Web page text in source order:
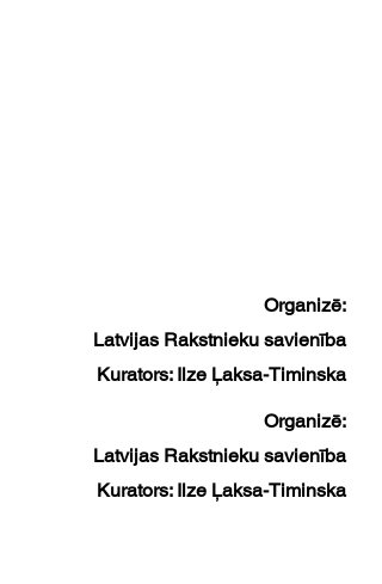
Organizē:
Latvijas Rakstnieku savienība
Kurators: Ilze Ļaksa-Timinska
Organizē:
Latvijas Rakstnieku savienība
Kurators: Ilze Ļaksa-Timinska